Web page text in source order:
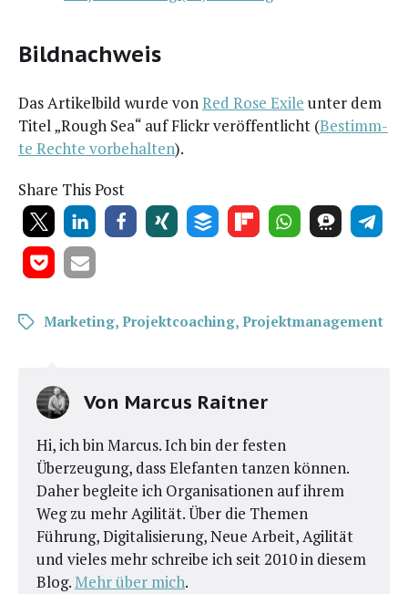
Bildnachweis
Das Arti­kel­bild wur­de vonRed Rose Exi­le unter dem
Titel „Rough Sea“ auf Flickr ver­öf­fent­licht (Bestimm­
te Rech­te vor­be­hal­ten).
Share This Post
Marketing, Projektcoaching, Projektmanagement
Von Marcus Raitner
Hi, ich bin Marcus. Ich bin der festen
Überzeugung, dass Elefanten tanzen können.
Daher begleite ich Organisationen auf ihrem
Weg zu mehr Agilität. Über die Themen
Führung, Digitalisierung, Neue Arbeit, Agilität
und vieles mehr schreibe ich seit 2010 in diesem
Blog.Mehr über mich.